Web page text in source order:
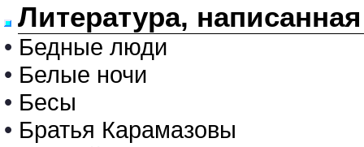
Литература,
• Бедные люди
• Белые ночи
• Бесы
• Братья Карамазовы